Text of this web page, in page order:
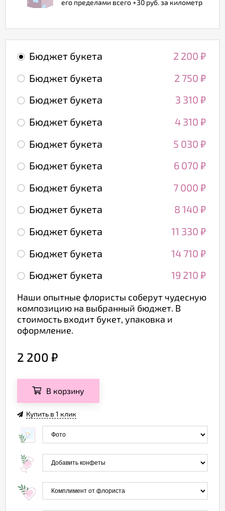
его пределами всего +30 руб. за километр
Бюджет букета 2 200 ₽
Бюджет букета
2 750 ₽
Бюджет букета
3 310 ₽
Бюджет букета
4 310 ₽
Бюджет букета
5 030 ₽
Бюджет букета
6 070 ₽
Бюджет букета
7 000 ₽
Бюджет букета
8 140 ₽
Бюджет букета
11 330 ₽
Бюджет букета
14 710 ₽
Бюджет букета
19 210 ₽
Наши опытные флористы соберут чудесную
композицию на выбранный бюджет. В
стоимость входит букет, упаковка и
оформление.
2 200 ₽
В корзину
Купить в 1 клик